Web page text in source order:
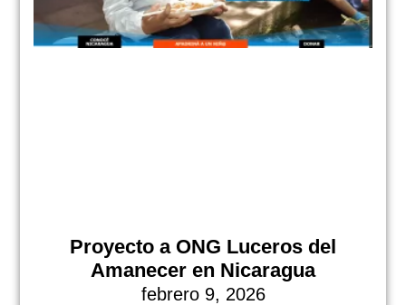
Proyecto a ONG Luceros del
Amanecer en Nicaragua
febrero 9, 2026